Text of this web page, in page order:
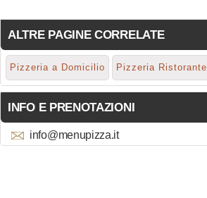
ALTRE PAGINE CORRELATE
Pizzeria a Domicilio Pizzeria Ristorante
INFO E PRENOTAZIONI
info@menupizza.it